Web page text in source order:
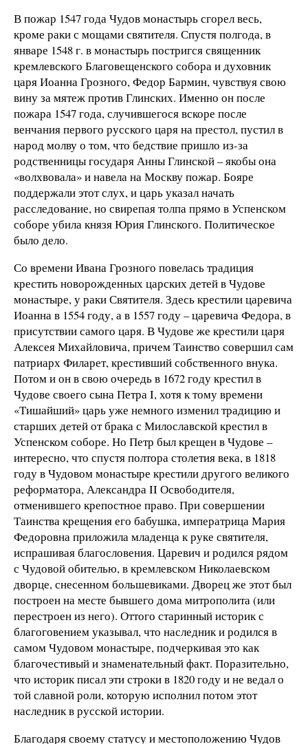
В пожар 1547 года Чудов монастырь сгорел весь,
кроме раки с мощами святителя. Спустя полгода, в
январе 1548 г. в монастырь постригся священник
кремлевского Благовещенского собора и духовник
царя Иоанна Грозного, Федор Бармин, чувствуя свою
вину за мятеж против Глинских. Именно он после
пожара 1547 года, случившегося вскоре после
венчания первого русского царя на престол, пустил в
народ молву о том, что бедствие пришло из-за
родственницы государя Анны Глинской – якобы она
«волхвовала» и навела на Москву пожар. Бояре
поддержали этот слух, и царь указал начать
расследование, но свирепая толпа прямо в Успенском
соборе убила князя Юрия Глинского. Политическое
было дело.
Со времени Ивана Грозного повелась традиция
крестить новорожденных царских детей в Чудове
монастыре, у раки Святителя. Здесь крестили царевича
Иоанна в 1554 году, а в 1557 году – царевича Федора, в
присутствии самого царя. В Чудове же крестили царя
Алексея Михайловича, причем Таинство совершил сам
патриарх Филарет, крестивший собственного внука.
Потом и он в свою очередь в 1672 году крестил в
Чудове своего сына Петра I, хотя к тому времени
«Тишайший» царь уже немного изменил традицию и
старших детей от брака с Милославской крестил в
Успенском соборе. Но Петр был крещен в Чудове –
интересно, что спустя полтора столетия века, в 1818
году в Чудовом монастыре крестили другого великого
реформатора, Александра II Освободителя,
отменившего крепостное право. При совершении
Таинства крещения его бабушка, императрица Мария
Федоровна приложила младенца к руке святителя,
испрашивая благословения. Царевич и родился рядом
с Чудовой обителью, в кремлевском Николаевском
дворце, снесенном большевиками. Дворец же этот был
построен на месте бывшего дома митрополита (или
перестроен из него). Оттого старинный историк с
благоговением указывал, что наследник и родился в
самом Чудовом монастыре, подчеркивая это как
благочестивый и знаменательный факт. Поразительно,
что историк писал эти строки в 1820 году и не ведал о
той славной роли, которую исполнил потом этот
наследник в русской истории.
Благодаря своему статусу и местоположению Чудов